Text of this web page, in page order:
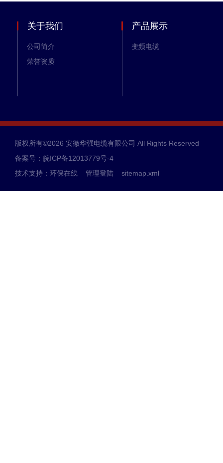
关于我们
公司简介
荣誉资质
产品展示
变频电缆
版权所有©2026 安徽华强电缆有限公司 All Rights Reserved
备案号：皖ICP备12013779号-4
技术支持： 环保在线 管理登陆 sitemap.xml